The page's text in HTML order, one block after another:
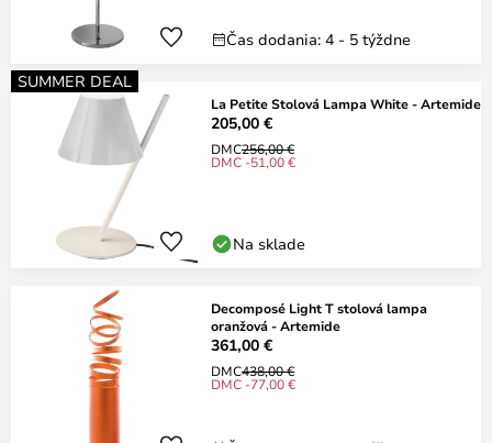
Čas dodania: 4 - 5 týždne
SUMMER DEAL
La Petite Stolová Lampa White - Artemide
205,00 €
DMC256,00 €
DMC -51,00 €
Na sklade
Decomposé Light T stolová lampa
oranžová - Artemide
361,00 €
DMC438,00 €
DMC -77,00 €